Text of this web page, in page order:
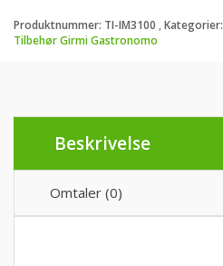
Produktnummer: TI-IM3100 Kategorier:
Tilbehør Girmi Gastronomo
Beskrivelse
Omtaler (0)